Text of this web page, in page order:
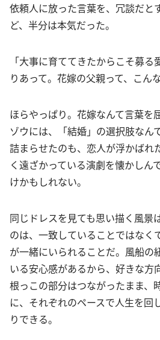
依頼人に放った言葉を、冗談だと
ど、半分は本気だった。
「大事に育ててきたからこそ募
りあって。花嫁の父親って、こん
ほらやっぱり。花嫁なんて言葉を
ゾウには、「結婚」の選択肢なん
詰まらせたのも、恋人が浮かばれ
く遠ざかっている演劇を懐かしん
けかもしれない。
同じドレスを見ても思い描く風景
のは、一致していることではなく
が一緒にいられることだ。風船の
いる安心感があるから、好きな方
根っこの部分はつながったまま、
に、それぞれのペースで人生を回
りできる。